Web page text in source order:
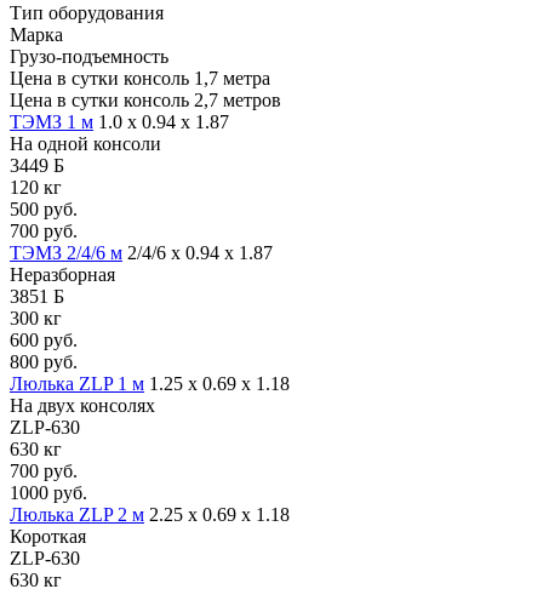
Тип оборудования
Марка
Грузо-подъемность
Цена в сутки консоль 1,7 метра
Цена в сутки консоль 2,7 метров
ТЭМЗ 1 м 1.0 х 0.94 х 1.87
На одной консоли
3449 Б
120 кг
500 руб.
700 руб.
ТЭМЗ 2/4/6 м 2/4/6 х 0.94 х 1.87
Неразборная
3851 Б
300 кг
600 руб.
800 руб.
Люлька ZLP 1 м 1.25 х 0.69 х 1.18
На двух консолях
ZLP-630
630 кг
700 руб.
1000 руб.
Люлька ZLP 2 м 2.25 х 0.69 х 1.18
Короткая
ZLP-630
630 кг